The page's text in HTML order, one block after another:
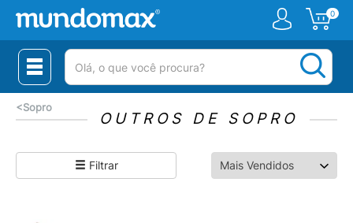
0
(pesquisar)
<Sopro
OUTROS DE SOPRO
Filtrar